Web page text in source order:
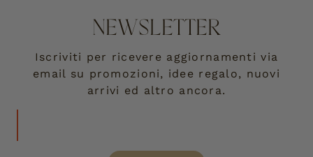
NEWSLETTER
Iscriviti per ricevere aggiornamenti via
email su promozioni, idee regalo, nuovi
arrivi ed altro ancora.